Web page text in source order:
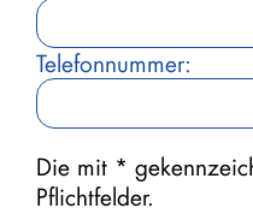
Telefonnummer:
Die mit *
Pflichtfelder.